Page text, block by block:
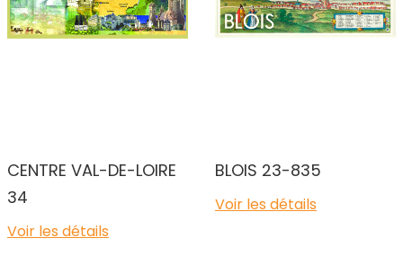
CENTRE VAL-DE-LOIRE
34
Voir les détails
BLOIS 23-835
Voir les détails